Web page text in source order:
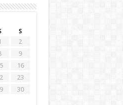
S
2
9
16
23
30